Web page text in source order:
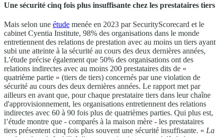
Une sécurité cinq fois plus insuffisante chez les prestataires tiers
Mais selon une étude menée en 2023 par SecurityScorecard et le
cabinet Cyentia Institute, 98% des organisations dans le monde
entretiennent des relations de prestation avec au moins un tiers ayant
subi une atteinte à la sécurité au cours des deux dernières années,
L'étude précise également que 50% des organisations ont des
relations indirectes avec au moins 200 prestataires dits de «
quatrième partie » (tiers de tiers) concernés par une violation de
sécurité au cours des deux dernières années. Le rapport met par
ailleurs en avant que, pour chaque prestataire tiers dans leur chaîne
d'approvisionnement, les organisations entretiennent des relations
indirectes avec 60 à 90 fois plus de quatrièmes parties. Qui plus est,
l’étude montre que - comparés à la maison mère - les prestataires
tiers présentent cinq fois plus souvent une sécurité insuffisante. « La